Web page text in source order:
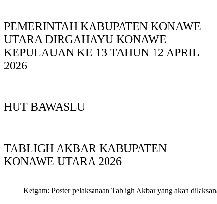
PEMERINTAH KABUPATEN KONAWE
UTARA DIRGAHAYU KONAWE
KEPULAUAN KE 13 TAHUN 12 APRIL
2026
HUT BAWASLU
TABLIGH AKBAR KABUPATEN
KONAWE UTARA 2026
Ketgam: Poster pelaksanaan Tabligh Akbar yang akan